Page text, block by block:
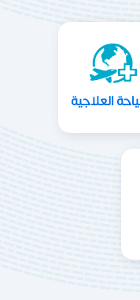
العلاجية